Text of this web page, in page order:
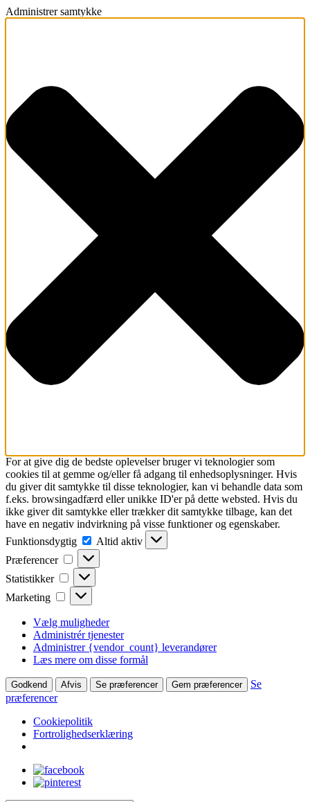
Administrer samtykke
For at give dig de bedste oplevelser bruger vi teknologier som
cookies til at gemme og/eller få adgang til enhedsoplysninger. Hvis
du giver dit samtykke til disse teknologier, kan vi behandle data som
f.eks. browsingadfærd eller unikke ID'er på dette websted. Hvis du
ikke giver dit samtykke eller trækker dit samtykke tilbage, kan det
have en negativ indvirkning på visse funktioner og egenskaber.
Funktionsdygtig
Funktionsdygtig
Altid aktiv
Præferencer
Præferencer
Statistikker Statistikker
Marketing Marketing
Vælg muligheder
Administrér tjenester
Administrer {vendor_count} leverandører
Læs mere om disse formål
Godkend Afvis Se præferencer Gem præferencer
Se
præferencer
Cookiepolitik
Fortrolighedserklæring